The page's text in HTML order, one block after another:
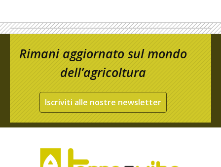
Rimani aggiornato sul mondo
dell’agricoltura
Iscriviti alle nostre newsletter